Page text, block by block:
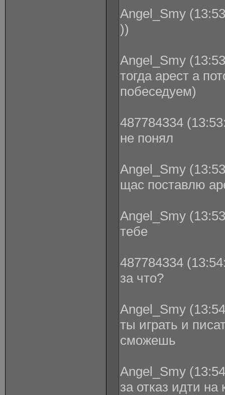
Angel_Smy
))
Angel_Smy
тогда арест а
побеседуем)
487784334
не понял
Angel_Smy
щас поставлю
Angel_Smy
тебе
487784334
за что?
Angel_Smy
ты играть и
сможешь
Angel_Smy
за отказ идти на